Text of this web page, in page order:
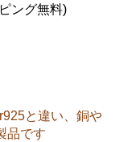
ング無料)
と違い、銅や
品です